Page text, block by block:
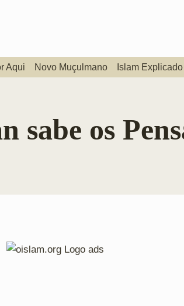
Aqui Novo Muçulmano Islam Explicado
sabe os